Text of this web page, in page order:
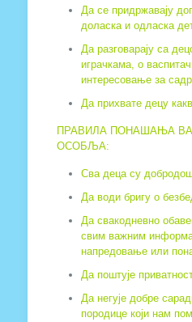
Да се придржавају
доласка и одласка
Да разговарају са
играчкама, о
интересовање за
Да прихвате децу
ПРАВИЛА ПОНАШАЊА
ОСОБЉА:
Сва деца су
Да води бригу о
Да свакодневно
свим важним
напредовање или
Да поштује
Да негује добре
породице који нам